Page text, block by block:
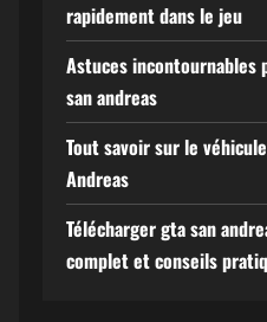
rapidement dans le jeu
Astuces incontournables
san andreas
Tout savoir sur le véhicule
Andreas
Télécharger gta san
complet et conseils